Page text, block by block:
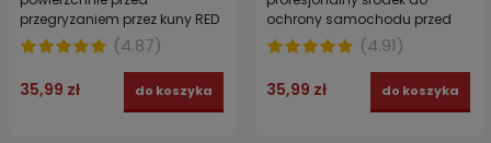
przegryzaniem przez kuny RED
KUNA SPRAY 200 ml
(4.87)
35,99 zł do koszyka
ochrony samochodu przed
kunami GĘSTY PŁYN RED KUNA
200 g
(4.91)
35,99 zł do koszyka